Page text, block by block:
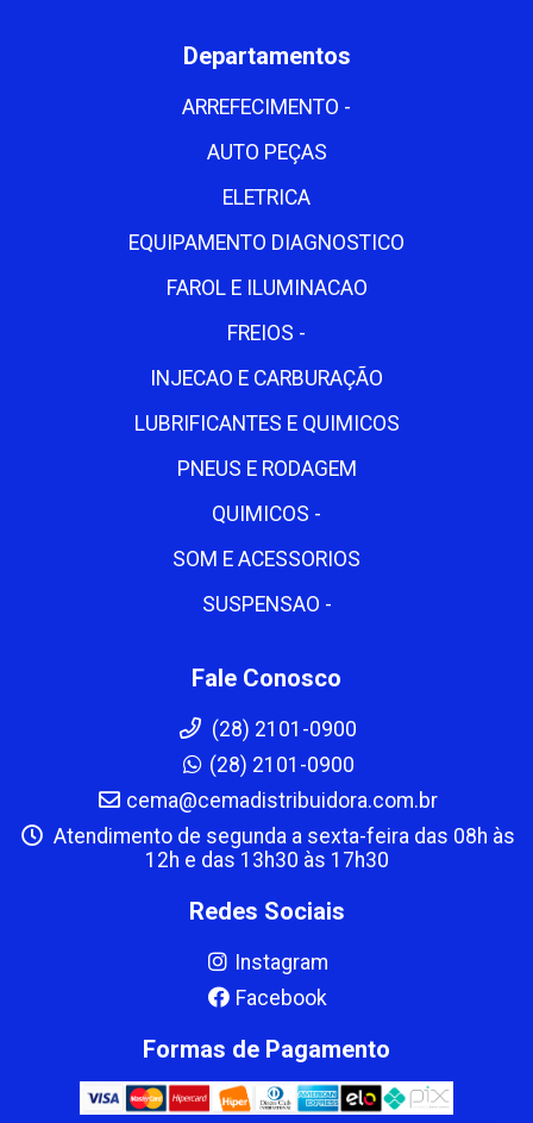
Departamentos
ARREFECIMENTO -
AUTO PEÇAS
ELETRICA
EQUIPAMENTO DIAGNOSTICO
FAROL E ILUMINACAO
FREIOS -
INJECAO E CARBURAÇÃO
LUBRIFICANTES E QUIMICOS
PNEUS E RODAGEM
QUIMICOS -
SOM E ACESSORIOS
SUSPENSAO -
Fale Conosco
(28) 2101-0900
(28) 2101-0900
cema@cemadistribuidora.com.br
Atendimento de segunda a sexta-feira das 08h às
12h e das 13h30 às 17h30
Redes Sociais
Instagram
Facebook
Formas de Pagamento